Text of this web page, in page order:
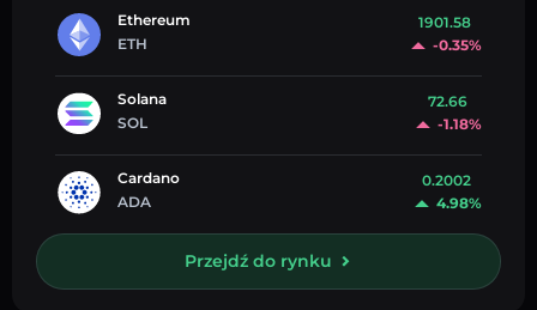
Ethereum
ETH
1901.58
-0.35%
Solana
SOL
72.66
-1.18%
Cardano
ADA
0.2002
4.98%
Przejdź do rynku